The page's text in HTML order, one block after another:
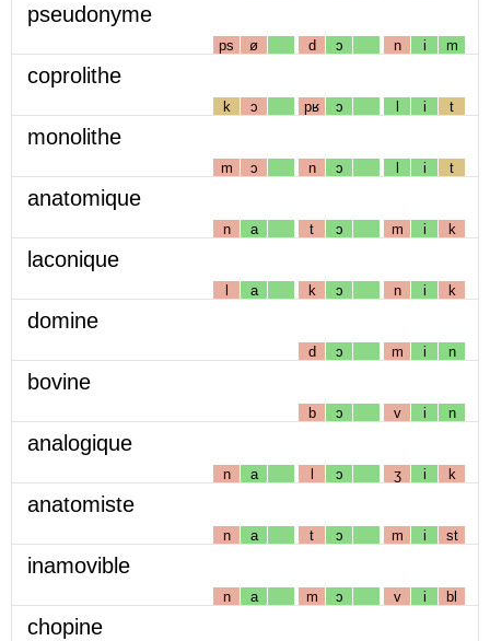
pseudonyme
ps ø d ɔ n i m
coprolithe
k ɔ pʁ ɔ l i t
monolithe
m ɔ n ɔ l i t
anatomique
n a t ɔ m i k
laconique
l a k ɔ n i k
domine
d ɔ m i n
bovine
b ɔ v i n
analogique
n a l ɔ ʒ i k
anatomiste
n a t ɔ m i st
inamovible
n a m ɔ v i bl
chopine